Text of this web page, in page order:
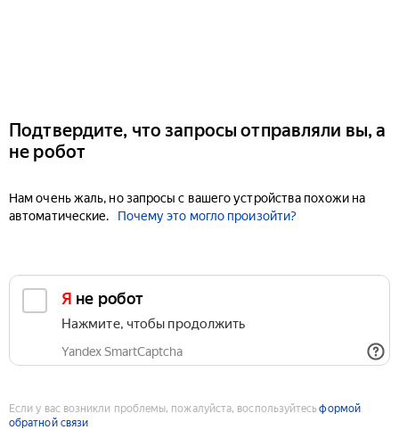
Подтвердите, что запросы отправляли вы, а
не робот
Нам очень жаль, но запросы с вашего устройства похожи на
автоматические.
Почему это могло произойти?
Я не робот
Нажмите, чтобы продолжить
Yandex SmartCaptcha
Если у вас возникли проблемы, пожалуйста, воспользуйтесьформой
обратной связи